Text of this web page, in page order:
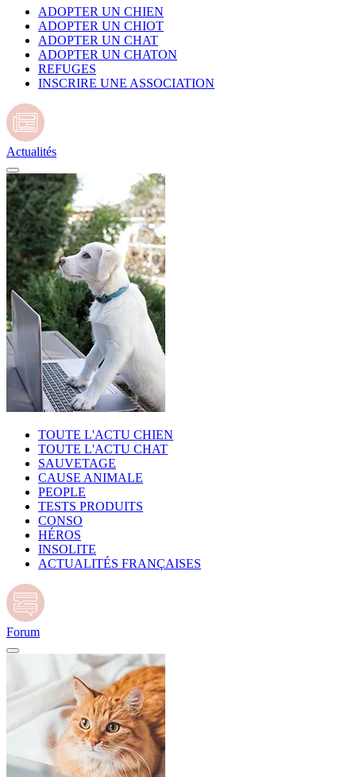
ADOPTER UN CHIEN
ADOPTER UN CHIOT
ADOPTER UN CHAT
ADOPTER UN CHATON
REFUGES
INSCRIRE UNE ASSOCIATION
Actualités
TOUTE L'ACTU CHIEN
TOUTE L'ACTU CHAT
SAUVETAGE
CAUSE ANIMALE
PEOPLE
TESTS PRODUITS
CONSO
HÉROS
INSOLITE
ACTUALITÉS FRANÇAISES
Forum